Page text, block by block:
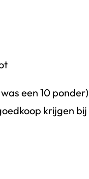
een 10 ponder)
krijgen bij